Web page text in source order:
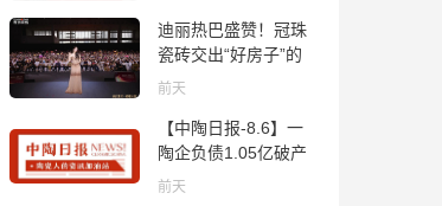
迪丽热巴盛赞！冠珠
瓷砖交出“好房子”的
标准答卷
前天
【中陶日报-8.6】一
陶企负债1.05亿破产
清算；东鹏拟延长基
前天